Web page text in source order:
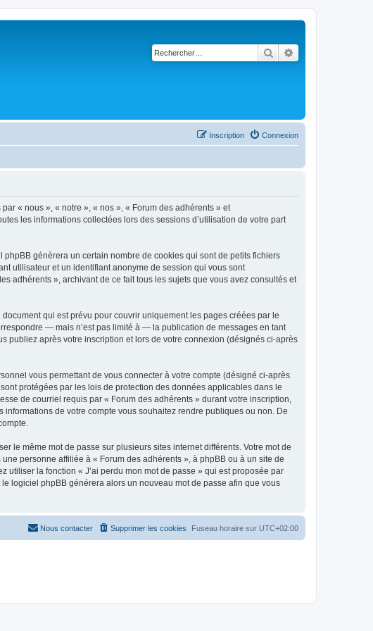
Rechercher
Connexion
Inscription
« nous », « notre », « nos », « Forum des adhérents » et
les informations collectées lors des sessions d’utilisation de votre part
génèrera un certain nombre de cookies qui sont de petits fichiers
utilisateur et un identifiant anonyme de session qui vous sont
adhérents », archivant de ce fait tous les sujets que vous avez consultés et
qui est prévu pour couvrir uniquement les pages créées par le
— mais n’est pas limité à — la publication de messages en tant
publiez après votre inscription et lors de votre connexion (désignés ci-après
vous permettant de vous connecter à votre compte (désigné ci-après
protégées par les lois de protection des données applicables dans le
de courriel requis par « Forum des adhérents » durant votre inscription,
de votre compte vous souhaitez rendre publiques ou non. De
le même mot de passe sur plusieurs sites internet différents. Votre mot de
personne affiliée à « Forum des adhérents », à phpBB ou à un site de
la fonction « J’ai perdu mon mot de passe » qui est proposée par
logiciel phpBB générera alors un nouveau mot de passe afin que vous
Fuseau horaire sur UTC+02:00
Supprimer les cookies
Nous contacter